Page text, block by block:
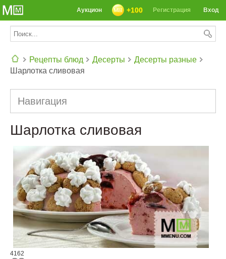
Вход
Регистрация
+100
Аукцион
Рецепты блюд Десерты
Десерты разные
Шарлотка сливовая
Навигация
Шарлотка сливовая
4162